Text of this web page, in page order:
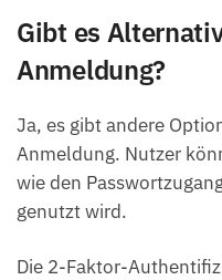
Gibt es
Anmeldung?
Ja, es gibt andere
Anmeldung. Nutzer
wie den
genutzt wird.
Die 2-Faktor-